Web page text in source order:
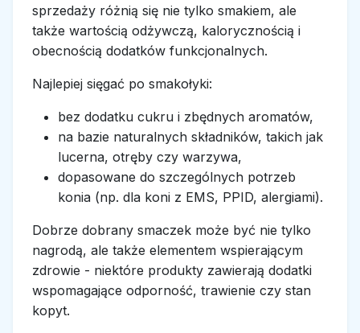
sprzedaży różnią się nie tylko smakiem, ale
także wartością odżywczą, kalorycznością i
obecnością dodatków funkcjonalnych.
Najlepiej sięgać po smakołyki:
bez dodatku cukru i zbędnych aromatów,
na bazie naturalnych składników, takich jak
lucerna, otręby czy warzywa,
dopasowane do szczególnych potrzeb
konia (np. dla koni z EMS, PPID, alergiami).
Dobrze dobrany smaczek może być nie tylko
nagrodą, ale także elementem wspierającym
zdrowie - niektóre produkty zawierają dodatki
wspomagające odporność, trawienie czy stan
kopyt.